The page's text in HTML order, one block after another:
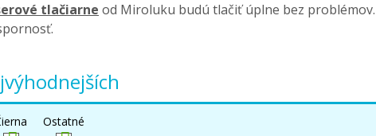
tlačiarne od Miroluku budú tlačiť úplne bez
Ostatné